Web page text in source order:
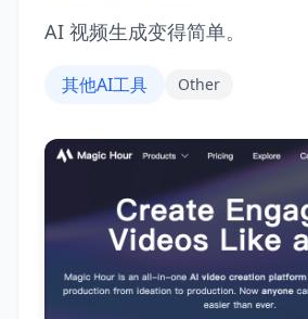
AI 视频生成变得简单。
其他AI工具 Other